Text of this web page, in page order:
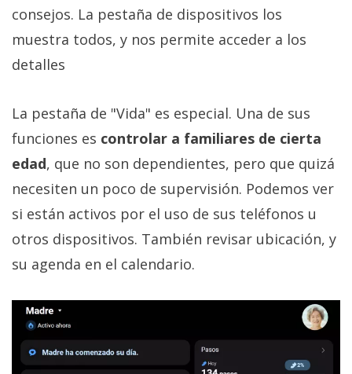
consejos. La pestaña de dispositivos los
muestra todos, y nos permite acceder a los
detalles
La pestaña de "Vida" es especial. Una de sus
funciones es controlar a familiares de cierta
edad, que no son dependientes, pero que quizá
necesiten un poco de supervisión. Podemos ver
si están activos por el uso de sus teléfonos u
otros dispositivos. También revisar ubicación, y
su agenda en el calendario.